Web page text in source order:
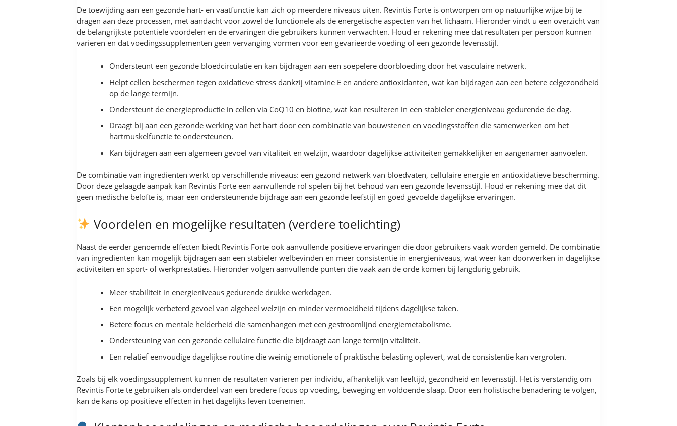
De toewijding aan een gezonde hart- en vaatfunctie kan zich op meerdere niveaus uiten. Revintis Forte is ontworpen om op natuurlijke wijze bij te
dragen aan deze processen, met aandacht voor zowel de functionele als de energetische aspecten van het lichaam. Hieronder vindt u een overzicht van
de belangrijkste potentiële voordelen en de ervaringen die gebruikers kunnen verwachten. Houd er rekening mee dat resultaten per persoon kunnen
variëren en dat voedingssupplementen geen vervanging vormen voor een gevarieerde voeding of een gezonde levensstijl.
Ondersteunt een gezonde bloedcirculatie en kan bijdragen aan een soepelere doorbloeding door het vasculaire netwerk.
Helpt cellen beschermen tegen oxidatieve stress dankzij vitamine E en andere antioxidanten, wat kan bijdragen aan een betere celgezondheid
op de lange termijn.
Ondersteunt de energieproductie in cellen via CoQ10 en biotine, wat kan resulteren in een stabieler energieniveau gedurende de dag.
Draagt bij aan een gezonde werking van het hart door een combinatie van bouwstenen en voedingsstoffen die samenwerken om het
hartmuskelfunctie te ondersteunen.
Kan bijdragen aan een algemeen gevoel van vitaliteit en welzijn, waardoor dagelijkse activiteiten gemakkelijker en aangenamer aanvoelen.
De combinatie van ingrediënten werkt op verschillende niveaus: een gezond netwerk van bloedvaten, cellulaire energie en antioxidatieve bescherming.
Door deze gelaagde aanpak kan Revintis Forte een aanvullende rol spelen bij het behoud van een gezonde levensstijl. Houd er rekening mee dat dit
geen medische belofte is, maar een ondersteunende bijdrage aan een gezonde leefstijl en goed gevoelde dagelijkse ervaringen.
Voordelen en mogelijke resultaten (verdere toelichting)
Naast de eerder genoemde effecten biedt Revintis Forte ook aanvullende positieve ervaringen die door gebruikers vaak worden gemeld. De combinatie
van ingrediënten kan mogelijk bijdragen aan een stabieler welbevinden en meer consistentie in energieniveaus, wat weer kan doorwerken in dagelijkse
activiteiten en sport- of werkprestaties. Hieronder volgen aanvullende punten die vaak aan de orde komen bij langdurig gebruik.
Meer stabiliteit in energieniveaus gedurende drukke werkdagen.
Een mogelijk verbeterd gevoel van algeheel welzijn en minder vermoeidheid tijdens dagelijkse taken.
Betere focus en mentale helderheid die samenhangen met een gestroomlijnd energiemetabolisme.
Ondersteuning van een gezonde cellulaire functie die bijdraagt aan lange termijn vitaliteit.
Een relatief eenvoudige dagelijkse routine die weinig emotionele of praktische belasting oplevert, wat de consistentie kan vergroten.
Zoals bij elk voedingssupplement kunnen de resultaten variëren per individu, afhankelijk van leeftijd, gezondheid en levensstijl. Het is verstandig om
Revintis Forte te gebruiken als onderdeel van een bredere focus op voeding, beweging en voldoende slaap. Door een holistische benadering te volgen,
kan de kans op positieve effecten in het dagelijks leven toenemen.